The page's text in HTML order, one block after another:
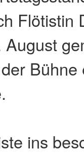
Flötistin
ins